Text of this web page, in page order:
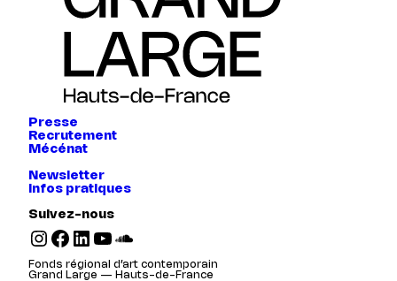
Presse
Recrutement
Mécénat
Newsletter
Infos pratiques
Suivez-nous
Instagram Facebook LinkedIn YouTube SoundCloud
Fonds régional d’art contemporain
Grand Large — Hauts-de-France